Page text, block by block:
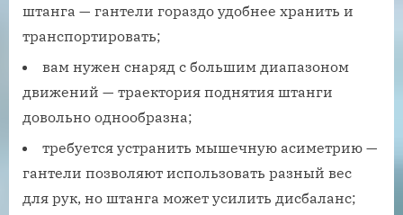
штанга — гантели гораздо удобнее хранить и
транспортировать;
вам нужен снаряд с большим диапазоном
движений — траектория поднятия штанги
довольно однообразна;
требуется устранить мышечную асиметрию —
гантели позволяют использовать разный вес
для рук, но штанга может усилить дисбаланс;